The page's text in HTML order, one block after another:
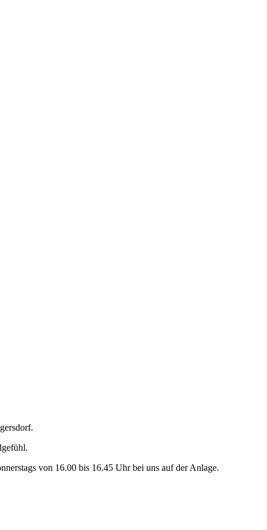
von 16.00 bis 16.45 Uhr bei uns auf der Anlage.